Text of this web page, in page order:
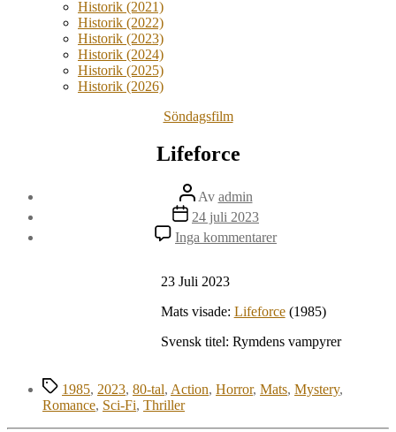
Historik (2021)
Historik (2022)
Historik (2023)
Historik (2024)
Historik (2025)
Historik (2026)
Kategorier
Söndagsfilm
Lifeforce
Inläggsförfattare
Av admin
Inläggsdatum
24 juli 2023
Inga kommentarertill
Lifeforce
23 Juli 2023
Mats visade: Lifeforce(1985)
Svensk titel: Rymdens vampyrer
Etiketter
1985, 2023, 80-tal, Action, Horror, Mats, Mystery,
Romance, Sci-Fi, Thriller